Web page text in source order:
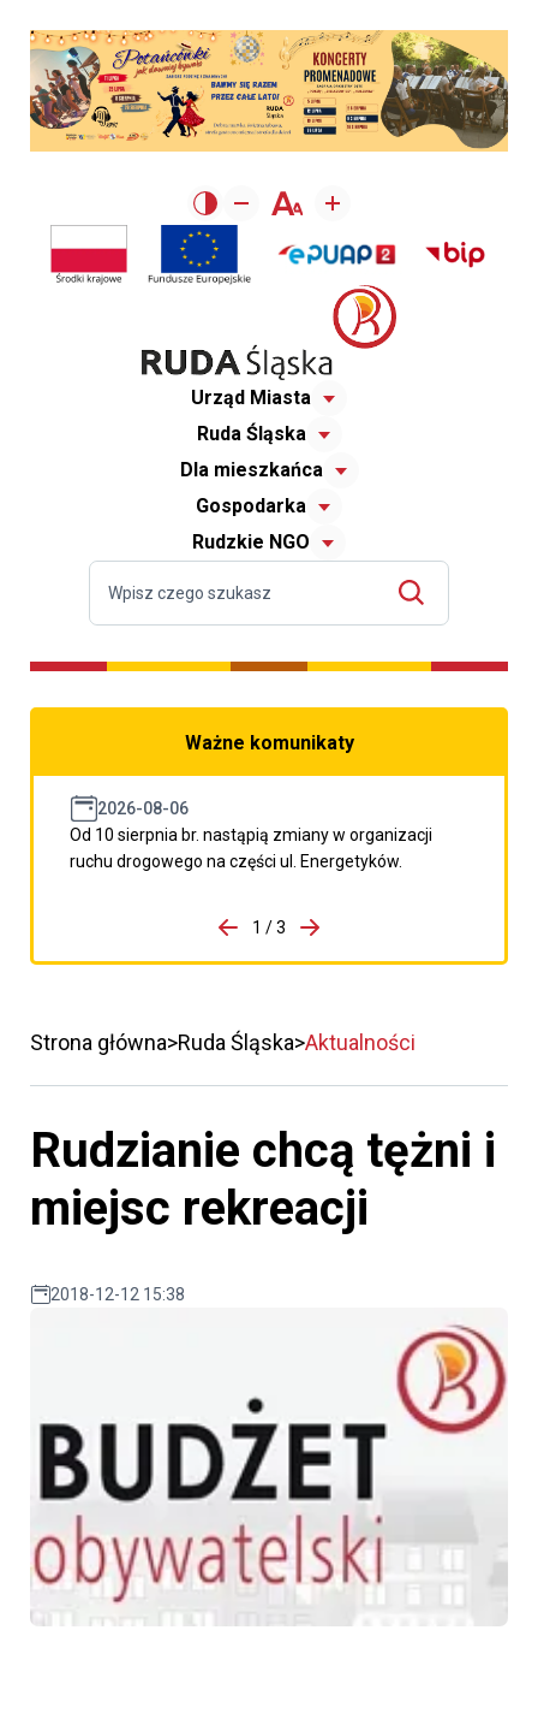
Urząd Miasta
Ruda Śląska
Dla mieszkańca
Gospodarka
Rudzkie NGO
Ważne komunikaty
2026-08-06
Od 10 sierpnia br. nastąpią zmiany w organizacji
ruchu drogowego na części ul. Energetyków.
porzpedniego komunikatu
1 / 3
Przejdź do następnego
Strona główna Ruda Śląska Aktualności
Rudzianie chcą tężni i
miejsc rekreacji
2018-12-12 15:38